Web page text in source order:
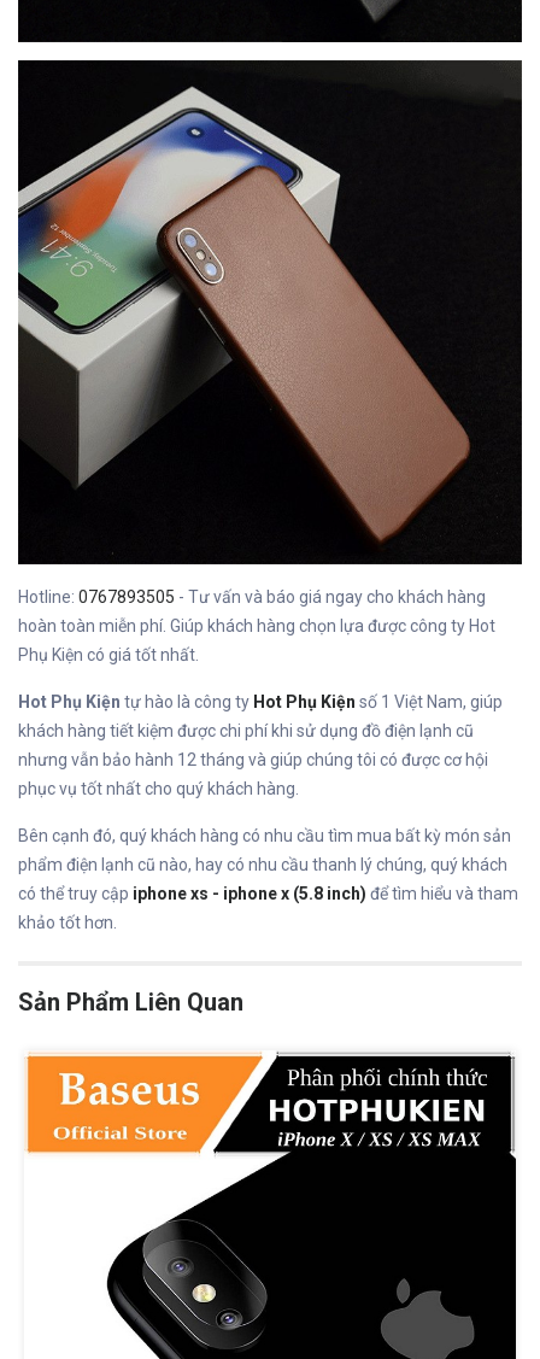
Hotline: 0767893505 - Tư vấn và báo giá ngay cho khách hàng
hoàn toàn miễn phí. Giúp khách hàng chọn lựa được công ty Hot
Phụ Kiện có giá tốt nhất.
Hot Phụ Kiện tự hào là công ty Hot Phụ Kiện số 1 Việt Nam, giúp
khách hàng tiết kiệm được chi phí khi sử dụng đồ điện lạnh cũ
nhưng vẫn bảo hành 12 tháng và giúp chúng tôi có được cơ hội
phục vụ tốt nhất cho quý khách hàng.
Bên cạnh đó, quý khách hàng có nhu cầu tìm mua bất kỳ món sản
phẩm điện lạnh cũ nào, hay có nhu cầu thanh lý chúng, quý khách
có thể truy cập iphone xs - iphone x (5.8 inch) để tìm hiểu và tham
khảo tốt hơn.
Sản Phẩm Liên Quan